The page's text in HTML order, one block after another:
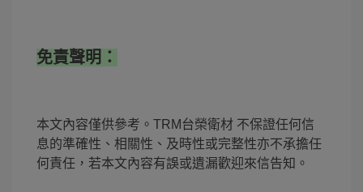
免責聲明：
本文內容僅供參考。TRM台榮衛材 不保證任何信
息的準確性、相關性、及時性或完整性亦不承擔任
何責任，若本文內容有誤或遺漏歡迎來信告知。